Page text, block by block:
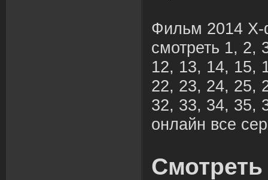
Фильм 2014 Х-
смотреть 1, 2,
12, 13, 14, 15,
22, 23, 24, 25,
32, 33, 34, 35,
онлайн все